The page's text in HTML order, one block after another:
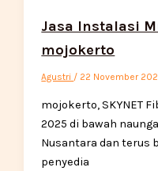
Jasa Instalasi
mojokerto
Agustri / 22 November
mojokerto, SKYNET
2025 di bawah
Nusantara dan terus
penyedia